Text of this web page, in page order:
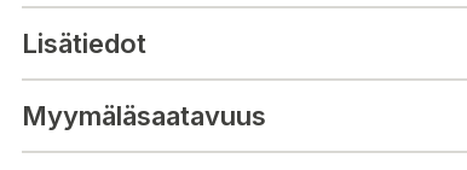
Lisätiedot
Myymäläsaatavuus